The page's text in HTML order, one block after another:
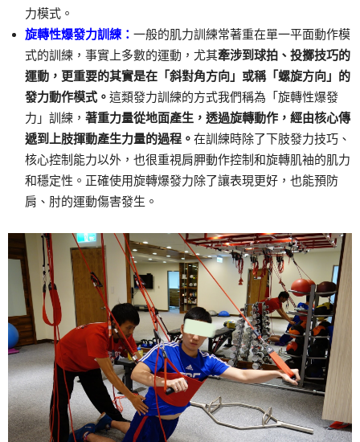
力模式。
旋轉性爆發力訓練： 一般的肌力訓練常著重在單一平面動作模
式的訓練，事實上多數的運動，尤其牽涉到球拍、投擲技巧的
運動，更重要的其實是在「斜對角方向」或稱「螺旋方向」的
發力動作模式。 這類發力訓練的方式我們稱為「旋轉性爆發
力」訓練， 著重力量從地面產生，透過旋轉動作，經由核心傳
遞到上肢揮動產生力量的過程。 在訓練時除了下肢發力技巧、
核心控制能力以外，也很重視肩胛動作控制和旋轉肌袖的肌力
和穩定性。正確使用旋轉爆發力除了讓表現更好，也能預防
肩、肘的運動傷害發生。